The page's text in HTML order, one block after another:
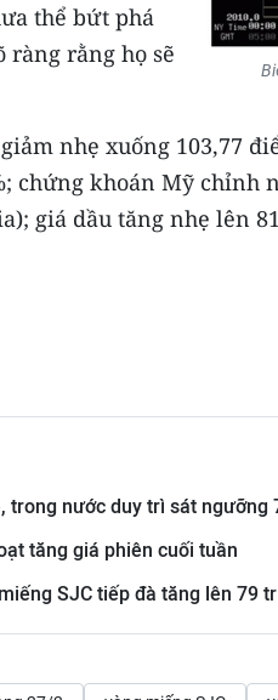
thể bứt phá
ràng rằng họ sẽ
giảm nhẹ xuống 103,77
chứng khoán Mỹ chỉnh
giá dầu tăng nhẹ lên
trong nước duy trì sát ngưỡng
tăng giá phiên cuối tuần
SJC tiếp đà tăng lên 79